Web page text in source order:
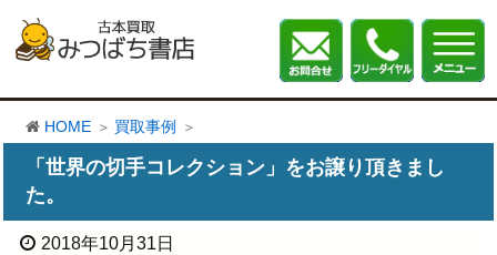
HOME 買取事例
「世界の切手コレクション」をお譲り頂きまし
た。
2018年10月31日